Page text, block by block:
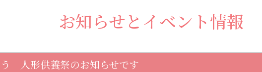
お知らせとイベント情報
う 人形供養祭のお知らせです